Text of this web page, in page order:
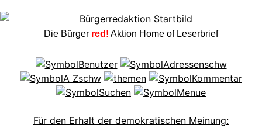
Die Bürger red! Aktion Home of Leserbrief
Für den Erhalt der demokratischen Meinung: